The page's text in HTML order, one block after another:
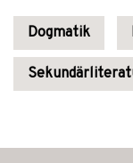
Dogmatik